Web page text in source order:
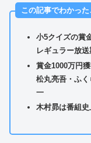
この記事でわかった
小5クイズの賞
レギュラー放
賞金1000万円
松丸亮吾・ふ
一
木村昴は番組